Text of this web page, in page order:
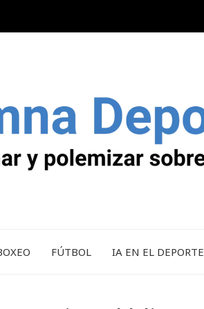
FÚTBOL IA EN EL DEPORTE